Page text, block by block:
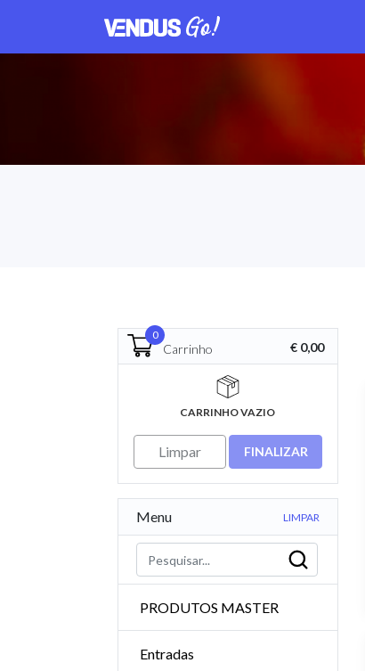
0
Carrinho € 0,00
CARRINHO VAZIO
Limpar FINALIZAR
Menu LIMPAR
PRODUTOS MASTER
Entradas